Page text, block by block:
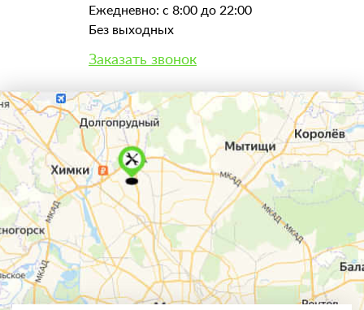
Ежедневно: с 8:00 до 22:00
Без выходных
Заказать звонок